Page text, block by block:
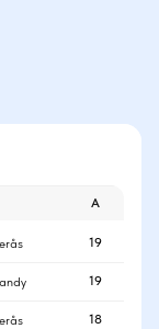
A
19
19
18